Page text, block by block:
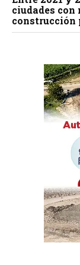
ciudades
construcción